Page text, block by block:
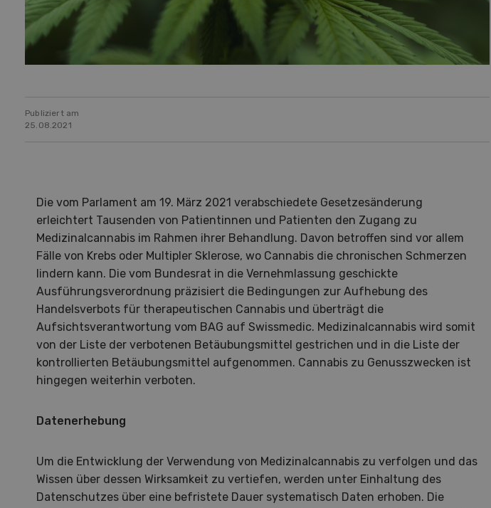
Publiziert am
25.08.2021
Die vom Parlament am 19. März 2021 verabschiedete Gesetzesänderung
erleichtert Tausenden von Patientinnen und Patienten den Zugang zu
Medizinalcannabis im Rahmen ihrer Behandlung. Davon betroffen sind vor allem
Fälle von Krebs oder Multipler Sklerose, wo Cannabis die chronischen Schmerzen
lindern kann. Die vom Bundesrat in die Vernehmlassung geschickte
Ausführungsverordnung präzisiert die Bedingungen zur Aufhebung des
Handelsverbots für therapeutischen Cannabis und überträgt die
Aufsichtsverantwortung vom BAG auf Swissmedic. Medizinalcannabis wird somit
von der Liste der verbotenen Betäubungsmittel gestrichen und in die Liste der
kontrollierten Betäubungsmittel aufgenommen. Cannabis zu Genusszwecken ist
hingegen weiterhin verboten.
Datenerhebung
Um die Entwicklung der Verwendung von Medizinalcannabis zu verfolgen und das
Wissen über dessen Wirksamkeit zu vertiefen, werden unter Einhaltung des
Datenschutzes über eine befristete Dauer systematisch Daten erhoben. Die
Hof in neuer Hand Landwirtschaft im Klimawandel